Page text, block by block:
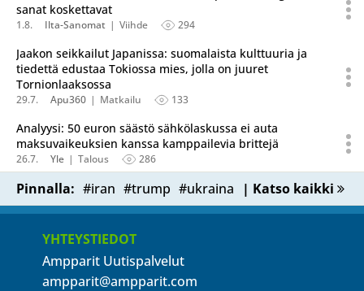
sanat koskettavat
1.8. Ilta-Sanomat Viihde 294
Jaakon seikkailut Japanissa: suomalaista kulttuuria ja
tiedettä edustaa Tokiossa mies, jolla on juuret
Tornionlaaksossa
29.7. Apu360 Matkailu 133
Analyysi: 50 euron säästö sähkölaskussa ei auta
maksuvaikeuksien kanssa kamppailevia brittejä
26.7. Yle Talous 286
Pinnalla: #iran #trump #ukraina | Katso kaikki
YHTEYSTIEDOT
Ampparit Uutispalvelut
ampparit@ampparit.com